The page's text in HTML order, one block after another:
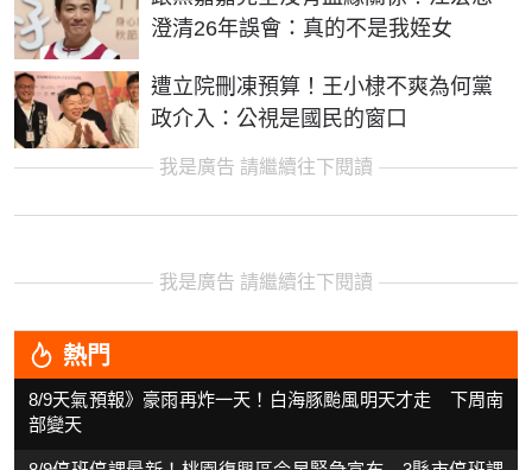
澄清26年誤會：真的不是我姪女
遭立院刪凍預算！王小棣不爽為何黨
政介入：公視是國民的窗口
我是廣告 請繼續往下閱讀
我是廣告 請繼續往下閱讀
熱門
8/9天氣預報》豪雨再炸一天！白海豚颱風明天才走 下周南
部變天